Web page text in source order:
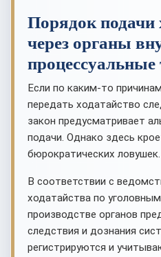
Порядок подачи
через органы
процессуальные
Если по каким-то
передать ходатайство
закон предусматривает
подачи. Однако здесь
бюрократических ловушек.
В соответствии с
ходатайства по
производстве органов
следствия и дознания
регистрируются и